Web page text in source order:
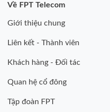
Về FPT Telecom
Giới thiệu chung
Liên kết - Thành viên
Khách hàng - Đối tác
Quan hệ cổ đông
Tập đoàn FPT